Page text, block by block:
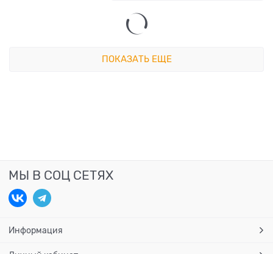
ПОКАЗАТЬ ЕЩЕ
МЫ В СОЦ СЕТЯХ
Информация